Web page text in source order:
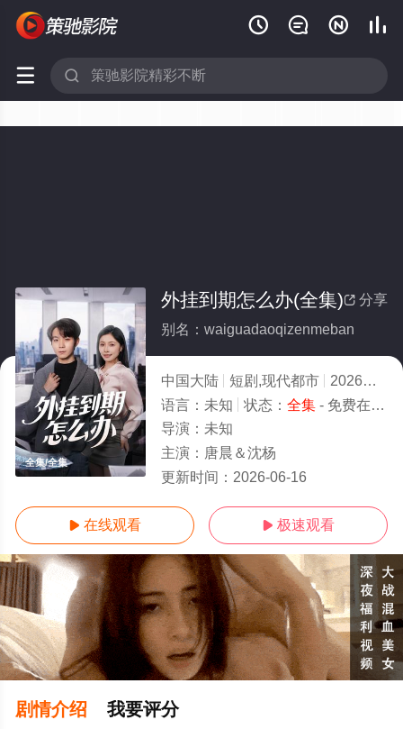
   
 
全集/全集
 分享
外挂到期怎么办(全集)
别名：waiguadaoqizenmeban
中国大陆 短剧,现代都市 2026
4.0
语言： 未知 状态： 全集- 免费在线观看
导演： 未知
主演： 唐晨＆沈杨
更新时间： 2026-06-16
 在线观看  极速观看
剧情介绍 我要评分